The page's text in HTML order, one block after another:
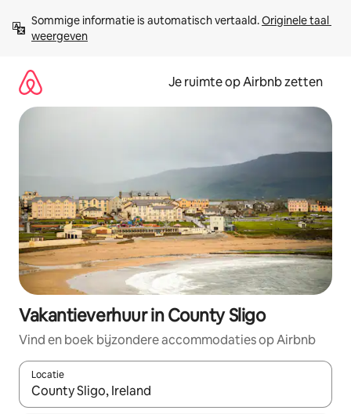
direct
naar
Sommige informatie is automatisch vertaald. Originele taal
weergeven
Je ruimte op Airbnb zetten
Vakantieverhuur in County Sligo
Vind en boek bijzondere accommodaties op Airbnb
Locatie
Wanneer er suggesties beschikbaar zijn, maak je een keuze